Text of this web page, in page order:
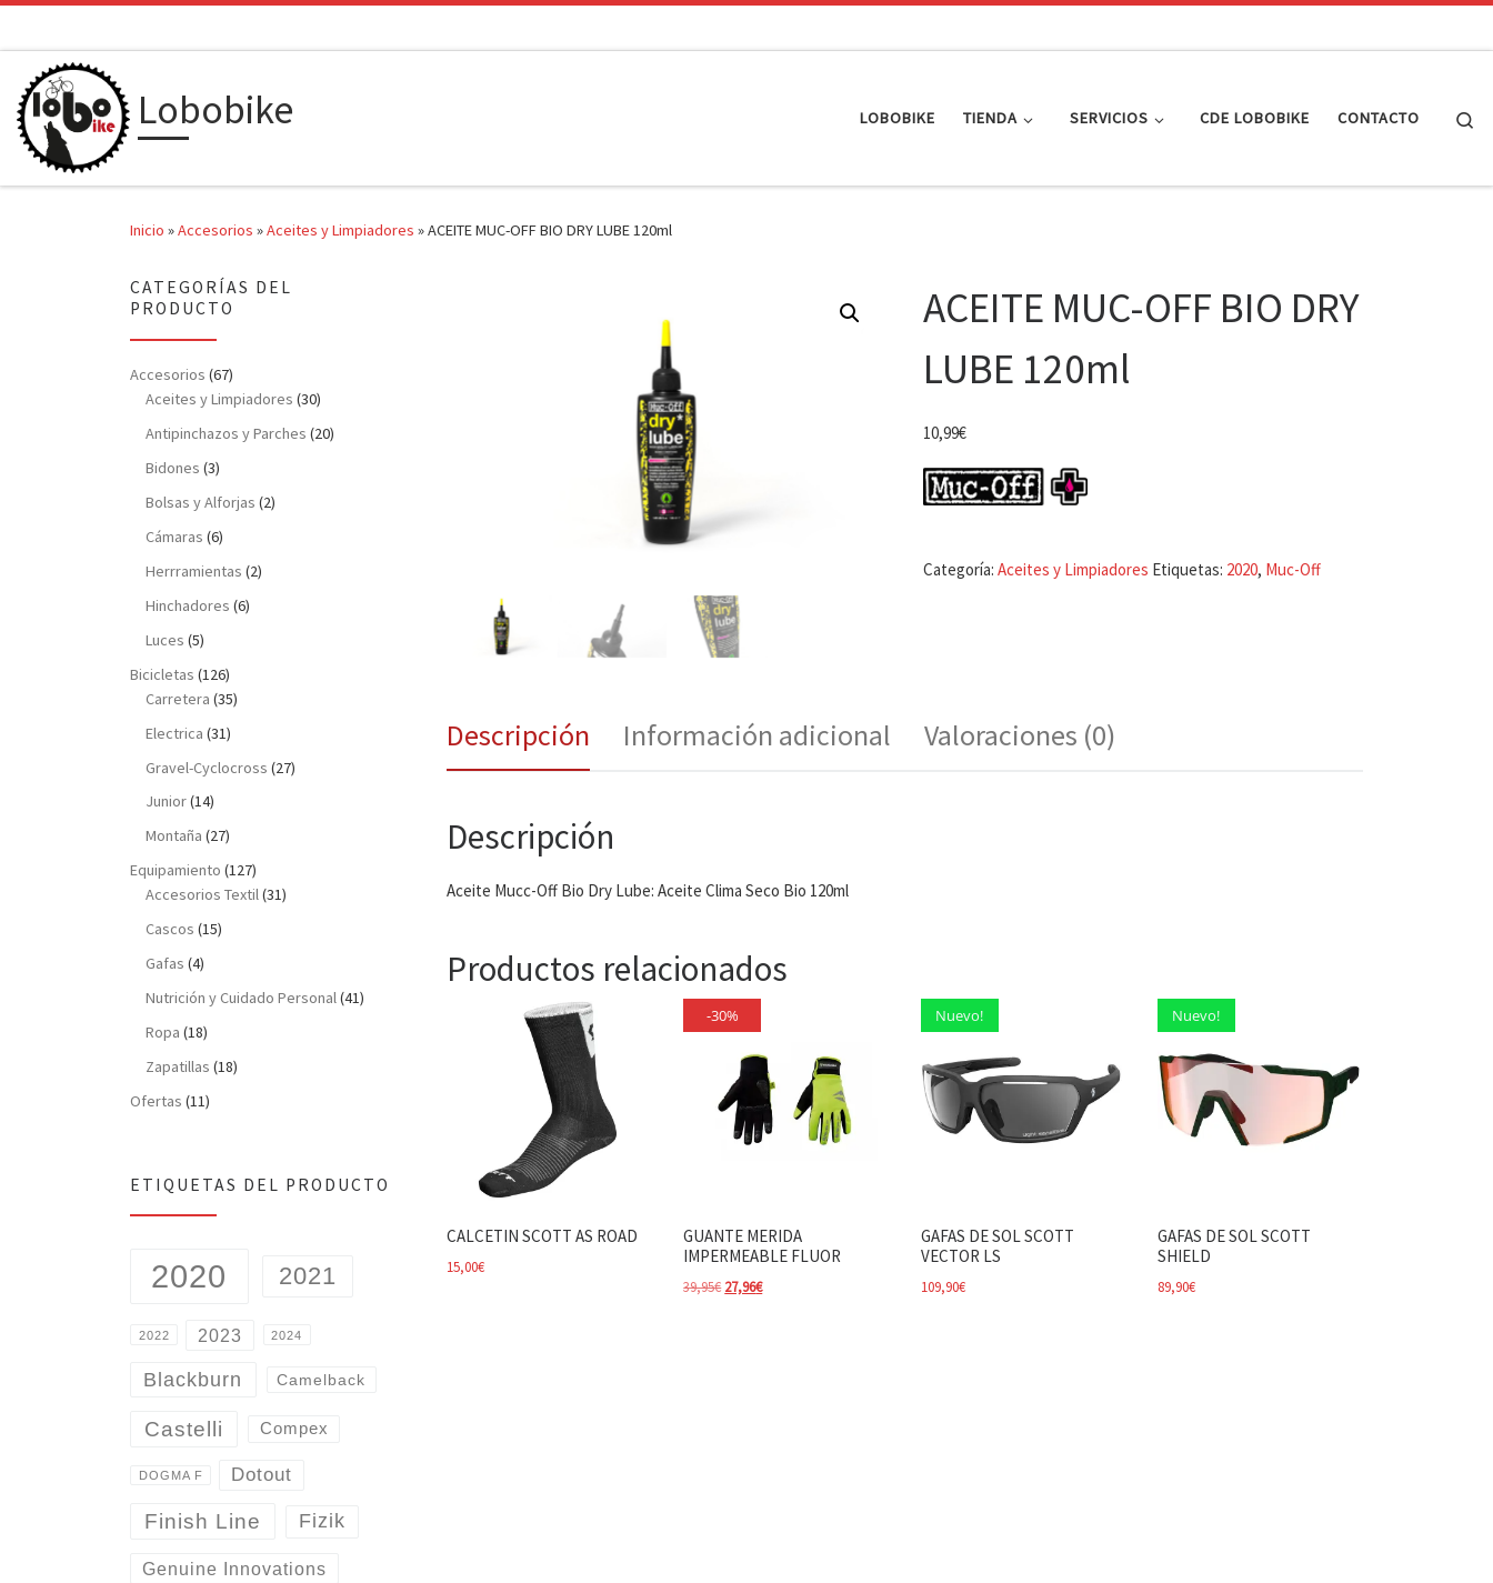
Lobobike LOBOBIKE TIENDA SERVICIOS CDE LOBOBIKE CONTACTO
Inicio »Accesorios »Aceites y Limpiadores »ACEITE MUC-OFF BIO DRY LUBE 120ml
ACEITE MUC-OFF BIO DRY
LUBE 120ml
10,99€
Categoría: Aceites y Limpiadores Etiquetas: 2020, Muc-Off
Descripción Información adicional Valoraciones (0)
Descripción
Aceite Mucc-Off Bio Dry Lube: Aceite Clima Seco Bio 120ml
Productos relacionados
CALCETIN SCOTT AS ROAD
15,00€
-30%
GUANTE MERIDA
IMPERMEABLE FLUOR
39,95€ El precio original era: 39,95€.
27,96€El precio actual es: 27,96€.
Nuevo!
GAFAS DE SOL SCOTT
VECTOR LS
109,90€
Nuevo!
GAFAS DE SOL SCOTT
SHIELD
89,90€
CATEGORÍAS DEL
PRODUCTO
Accesorios (67)
Aceites y Limpiadores (30)
Antipinchazos y Parches (20)
Bidones (3)
Bolsas y Alforjas (2)
Cámaras (6)
Herrramientas (2)
Hinchadores (6)
Luces (5)
Bicicletas (126)
Carretera (35)
Electrica (31)
Gravel-Cyclocross (27)
Junior(14)
Montaña (27)
Equipamiento (127)
Accesorios Textil(31)
Cascos (15)
Gafas (4)
Nutrición y Cuidado Personal(41)
Ropa (18)
Zapatillas (18)
Ofertas (11)
ETIQUETAS DEL PRODUCTO
2020 2021
2022 2023 2024
Blackburn Camelback
Castelli Compex
DOGMA F Dotout
Finish Line Fizik
Genuine Innovations